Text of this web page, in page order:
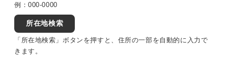
例：000-0000
所在地検索
「所在地検索」ボタンを押すと、住所の一部を自動的に入力で
きます。